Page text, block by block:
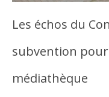
Les échos du
subvention
médiathèque